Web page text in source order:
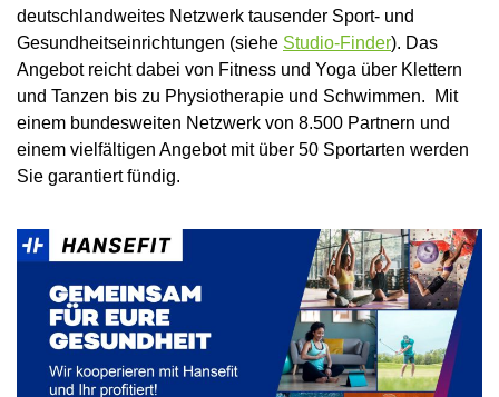
deutschlandweites Netzwerk tausender Sport- und
Gesundheitseinrichtungen (siehe Studio-Finder). Das
Angebot reicht dabei von Fitness und Yoga über Klettern
und Tanzen bis zu Physiotherapie und Schwimmen. Mit
einem bundesweiten Netzwerk von 8.500 Partnern und
einem vielfältigen Angebot mit über 50 Sportarten werden
Sie garantiert fündig.